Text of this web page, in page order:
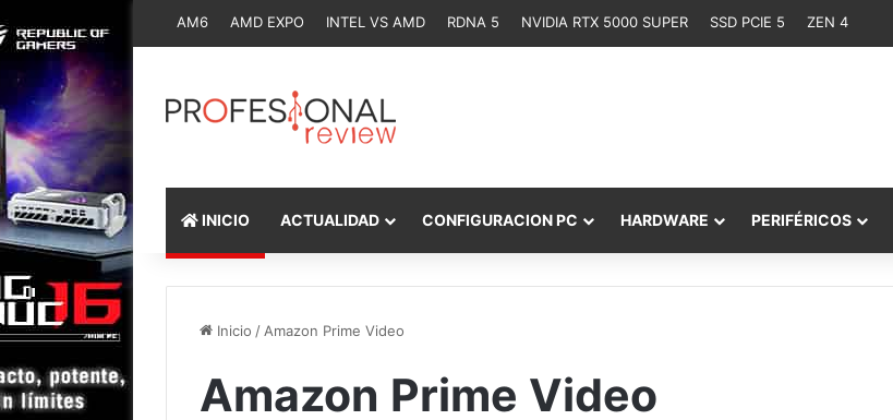
AM6 AMD EXPO INTEL VS AMD RDNA 5 NVIDIA RTX 5000 SUPER SSD PCIE 5 ZEN 4
INICIO ACTUALIDAD CONFIGURACION PC HARDWARE PERIFÉRICOS
Inicio / Amazon Prime Video
Amazon Prime Video